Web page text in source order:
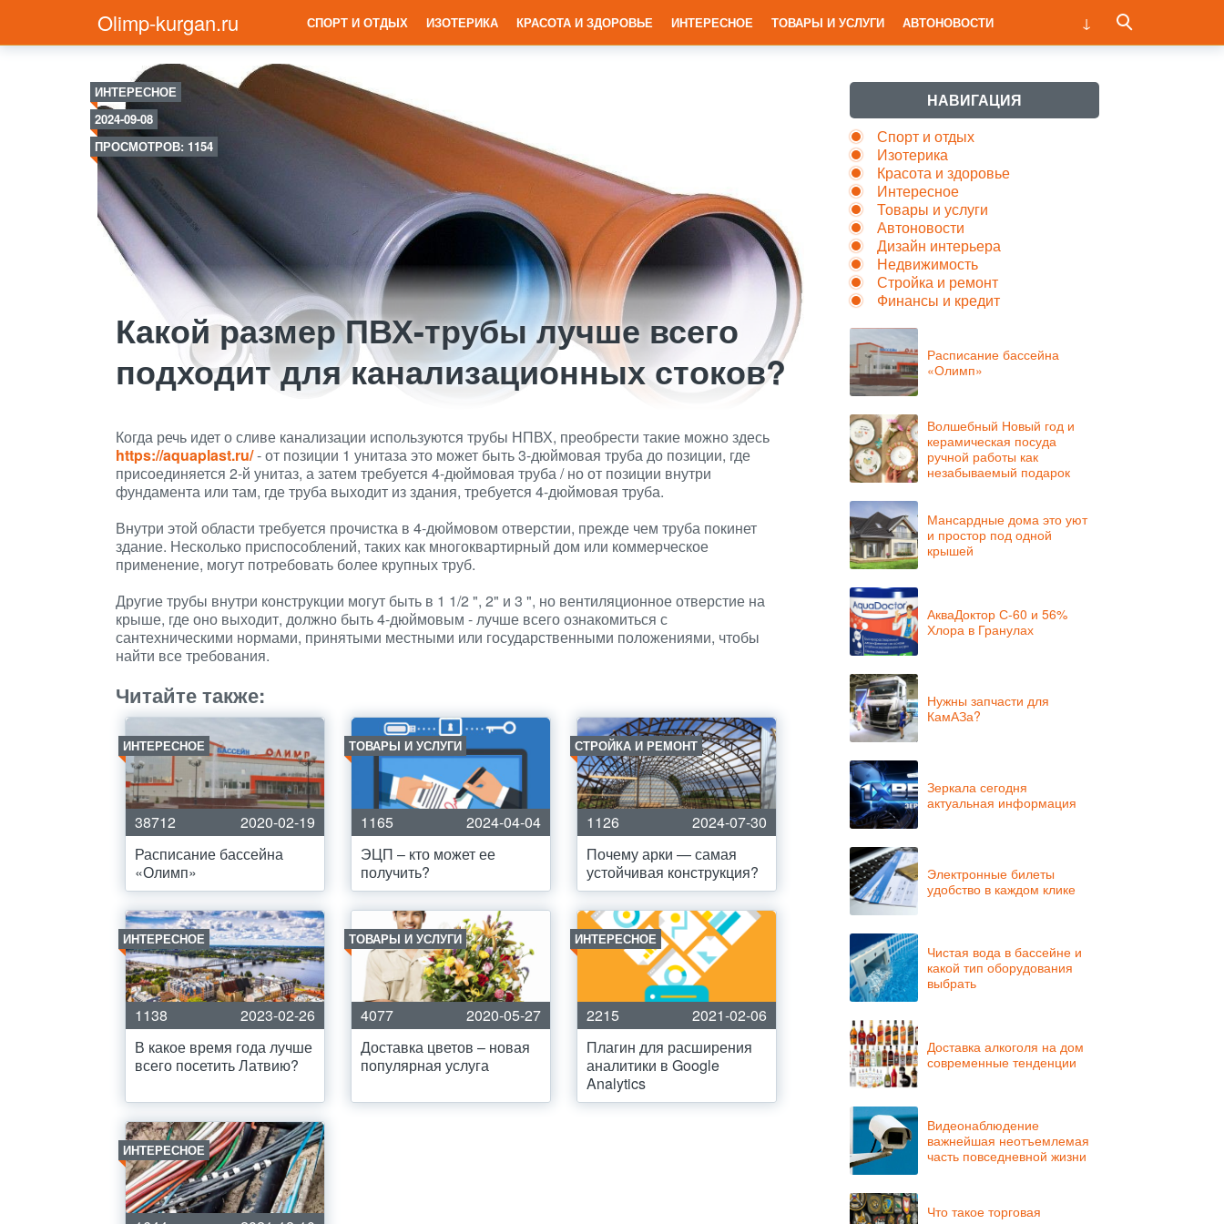
Olimp-kurgan.ru СПОРТ И ОТДЫХ ИЗОТЕРИКА КРАСОТА И ЗДОРОВЬЕ ИНТЕРЕСНОЕ ТОВАРЫ И УСЛУГИ АВТОНОВОСТИ
ИНТЕРЕСНОЕ
2024-09-08
ПРОСМОТРОВ: 1154
Какой размер ПВХ-трубы лучше всего
подходит для канализационных стоков?
Когда речь идет о сливе канализации используются трубы НПВХ, преобрести такие можно здесь
https://aquaplast.ru/- от позиции 1 унитаза это может быть 3-дюймовая труба до позиции, где
присоединяется 2-й унитаз, а затем требуется 4-дюймовая труба / но от позиции внутри
фундамента или там, где труба выходит из здания, требуется 4-дюймовая труба.
Внутри этой области требуется прочистка в 4-дюймовом отверстии, прежде чем труба покинет
здание. Несколько приспособлений, таких как многоквартирный дом или коммерческое
применение, могут потребовать более крупных труб.
Другие трубы внутри конструкции могут быть в 1 1/2 ", 2" и 3 ", но вентиляционное отверстие на
крыше, где оно выходит, должно быть 4-дюймовым - лучше всего ознакомиться с
сантехническими нормами, принятыми местными или государственными положениями, чтобы
найти все требования.
Читайте также:
ИНТЕРЕСНОЕ
38712
2020-02-19
Расписание бассейна
«Олимп»
ТОВАРЫ И УСЛУГИ
1165
2024-04-04
ЭЦП – кто может ее
получить?
СТРОЙКА И РЕМОНТ
1126
2024-07-30
Почему арки — самая
устойчивая конструкция?
ИНТЕРЕСНОЕ
1138
2023-02-26
В какое время года лучше
всего посетить Латвию?
ТОВАРЫ И УСЛУГИ
4077
2020-05-27
Доставка цветов – новая
популярная услуга
ИНТЕРЕСНОЕ
2215
2021-02-06
Плагин для расширения
аналитики в Google
Analytics
ИНТЕРЕСНОЕ
НАВИГАЦИЯ
Спорт и отдых
Изотерика
Красота и здоровье
Интересное
Товары и услуги
Автоновости
Дизайн интерьера
Недвижимость
Стройка и ремонт
Финансы и кредит
Расписание бассейна
«Олимп»
Волшебный Новый год и
керамическая посуда
ручной работы как
незабываемый подарок
Мансардные дома это уют
и простор под одной
крышей
АкваДоктор С-60 и 56%
Хлора в Гранулах
Нужны запчасти для
КамАЗа?
Зеркала сегодня
актуальная информация
Электронные билеты
удобство в каждом клике
Чистая вода в бассейне и
какой тип оборудования
выбрать
Доставка алкоголя на дом
современные тенденции
Видеонаблюдение
важнейшая неотъемлемая
часть повседневной жизни
Что такое торговая